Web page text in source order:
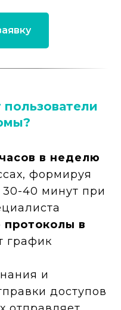
в неделю
формируя
30-40 минут при
протоколы в
график
и
доступов